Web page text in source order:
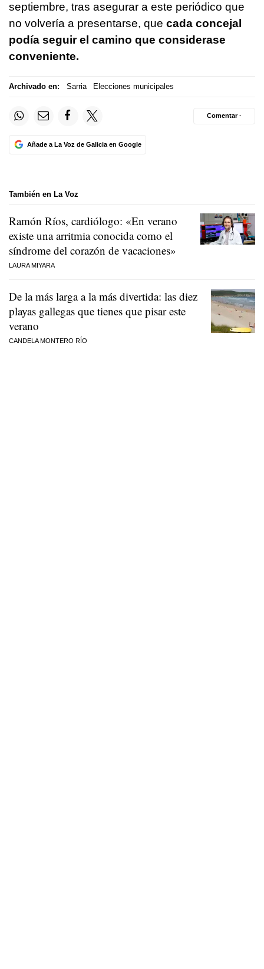
septiembre, tras asegurar a este periódico que
no volvería a presentarse, que cada concejal
podía seguir el camino que considerase
conveniente.
Archivado en: Sarria Elecciones municipales
Añade a La Voz de Galicia en Google
Comentar ·
También en La Voz
Ramón Ríos, cardiólogo: «En verano
existe una arritmia conocida como el
síndrome del corazón de vacaciones»
LAURA MIYARA
De la más larga a la más divertida: las diez
playas gallegas que tienes que pisar este
verano
CANDELA MONTERO RÍO